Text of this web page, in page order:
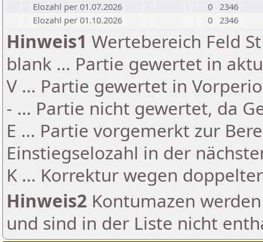
Elozahl per 01.07.2026
0 2346
Elozahl per 01.10.2026
0 2346
Hinweis1 Wertebereich Feld
blank ... Partie gewertet in
V ... Partie gewertet in
- ... Partie nicht gewertet, da
E ... Partie vorgemerkt zur
Einstiegselozahl in der
K ... Korrektur wegen
Hinweis2 Kontumazen
und sind in der Liste nicht